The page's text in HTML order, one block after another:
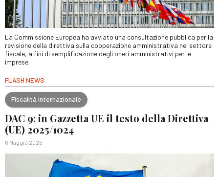
La Commissione Europea ha avviato una consultazione pubblica per la
revisione della direttiva sulla cooperazione amministrativa nel settore
fiscale, a fini di semplificazione degli oneri amministrativi per le
imprese.
FLASH NEWS
Fiscalità internazionale
DAC 9: in Gazzetta UE il testo della Direttiva
(UE) 2025/1024
6 Maggio 2025